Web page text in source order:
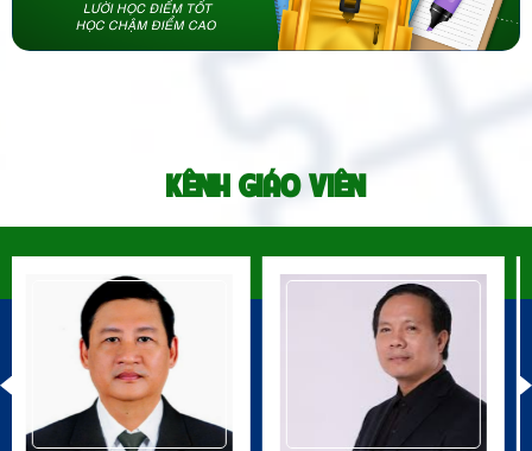
KÊNH GIÁO VIÊN